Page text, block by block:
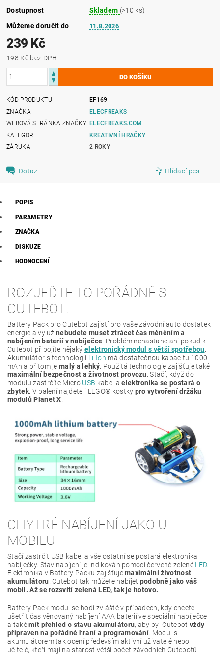
Dostupnost Skladem (>10 ks)
Můžeme doručit do
11.8.2026
239 Kč
198 Kč bez DPH
KÓD PRODUKTU
EF169
ZNAČKA
ELECFREAKS
WEBOVÁ STRÁNKA ZNAČKY ELECFREAKS.COM
KATEGORIE
KREATIVNÍ HRAČKY
ZÁRUKA
2 ROKY
Dotaz Hlídací pes
POPIS
PARAMETRY
ZNAČKA
DISKUZE
HODNOCENÍ
ROZJEĎTE TO POŘÁDNĚ S
CUTEBOT!
Battery Pack pro Cutebot zajistí pro vaše závodní auto dostatek
energie a vy užnebudete muset ztrácet čas měněním a
nabíjením baterií v nabíječce! Problém nenastane ani pokud k
Cutebot připojíte nějakýelektronický modul s větší spotřebou.
Akumulátor s technologií Li-Ion má dostatečnou kapacitu 1000
mAh a přitom jemalý a lehký. Použitá technologie zajišťuje také
maximální bezpečnost a životnost provozu. Stačí, když do
modulu zastrčíte Micro USB kabel aelektronika se postará o
zbytek. V balení najdete i LEGO® kostky pro vytvoření držáku
modulů Planet X.
CHYTRÉ NABÍJENÍ JAKO U
MOBILU
Stačí zastrčit USB kabel a vše ostatní se postará elektronika
nabíječky. Stav nabíjení je indikován pomocí červené zelené LED.
Elektronika v Battery Packu zajišťujemaximální životnost
akumulátoru . Cutebot tak můžete nabíjet podobně jako váš
mobil. Až se rozsvítí zelená LED, tak je hotovo.
Battery Pack modul se hodí zvláště v případech, kdy chcete
ušetřit čas věnovaný nabíjení AAA baterií ve speciální nabíječce
a takémít přehled o stavu akumulátoru, aby byl Cutebot vždy
připraven na pořádné hraní a programování . Modul s
akumulátorem tak ocení především aktivní uživatelé nebo
učitelé, kteří mají na starost větší počet závodních Cutebotů.